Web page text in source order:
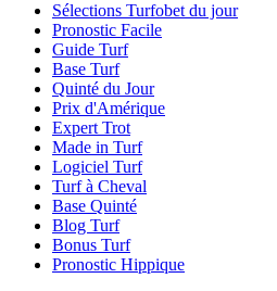
Sélections Turfobet du jour
Pronostic Facile
Guide Turf
Base Turf
Quinté du Jour
Prix d'Amérique
Expert Trot
Made in Turf
Logiciel Turf
Turf à Cheval
Base Quinté
Blog Turf
Bonus Turf
Pronostic Hippique